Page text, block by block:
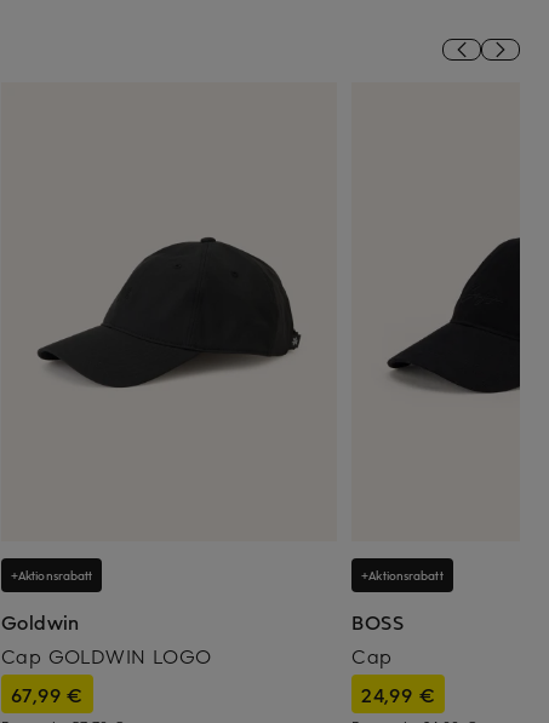
+Aktionsrabatt
Goldwin
Cap GOLDWIN LOGO
67,99 €
+Aktionsrabatt
BOSS
Cap
24,99 €